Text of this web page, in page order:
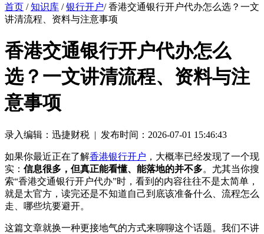
首页 /知识库 /银行开户/ 香港交通银行开户代办怎么选？一文
讲清流程、资料与注意事项
香港交通银行开户代办怎么
选？一文讲清流程、资料与注
意事项
录入编辑：迅捷财税 | 发布时间：2026-07-01 15:46:43
如果你最近正在了解香港银行开户 ，大概率已经发现了一个现
实： 信息很多，但真正能看懂、能落地的并不多。尤其当你搜
索“香港交通银行开户代办”时，看到的内容往往不是太简单，
就是太官方，读完还是不知道自己到底该准备什么、流程怎么
走、哪些坑要避开。
这篇文章就换一种更接地气的方式来聊聊这个话题。我们不讲